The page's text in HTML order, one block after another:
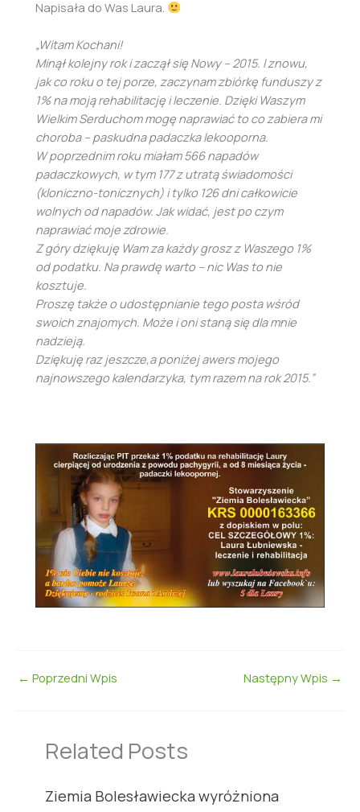
Napisała do Was Laura.
„Witam Kochani!
Minął kolejny rok i zaczął się Nowy – 2015. I znowu,
jak co roku o tej porze, zaczynam zbiórkę funduszy z
1% na moją rehabilitację i leczenie. Dzięki Waszym
Wielkim Serduchom mogę naprawiać to co zabiera mi
choroba – paskudna padaczka lekooporna.
W poprzednim roku miałam 566 napadów
padaczkowych, w tym 177 z utratą świadomości
(kloniczno-tonicznych) i tylko 126 dni całkowicie
wolnych od napadów. Jak widać, jest po czym
naprawiać moje zdrowie.
Z góry dziękuję Wam za każdy grosz z Waszego 1%
od podatku. Na prawdę warto – nic Was to nie
kosztuje.
Proszę także o udostępnianie tego posta wśród
swoich znajomych. Może i oni staną się dla mnie
nadzieją.
Dziękuję raz jeszcze,a poniżej awers mojego
najnowszego kalendarzyka, tym razem na rok 2015.”
← Poprzedni Wpis Następny Wpis →
Related Posts
Ziemia Bolesławiecka wyróżniona